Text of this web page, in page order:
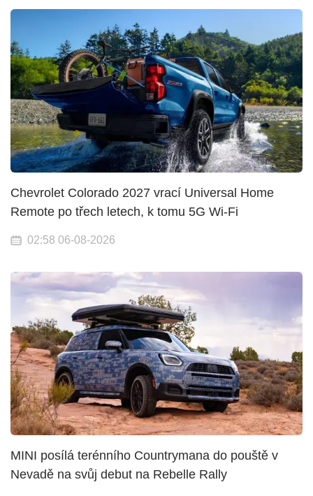
Chevrolet Colorado 2027 vrací Universal Home
Remote po třech letech, k tomu 5G Wi-Fi
02:58 06-08-2026
MINI posílá terénního Countrymana do pouště v
Nevadě na svůj debut na Rebelle Rally